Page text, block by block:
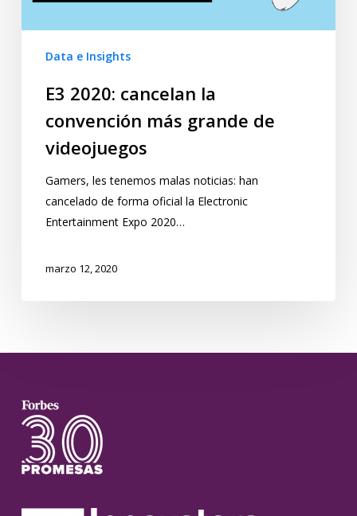
Data e Insights
E3 2020: cancelan la
convención más grande de
videojuegos
Gamers, les tenemos malas noticias: han
cancelado de forma oficial la Electronic
Entertainment Expo 2020…
marzo 12, 2020